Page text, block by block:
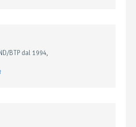
BTP dal 1994,